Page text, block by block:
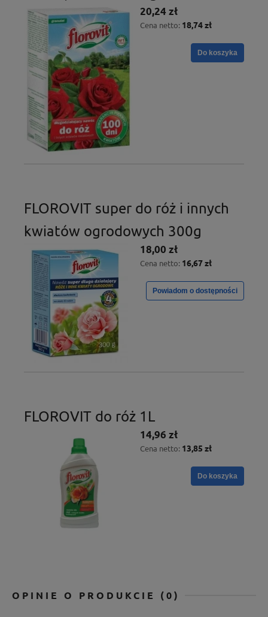
20,24 zł
Cena netto: 18,74 zł
Do koszyka
FLOROVIT super do róż i innych
kwiatów ogrodowych 300g
18,00 zł
Cena netto: 16,67 zł
Powiadom o dostępności
FLOROVIT do róż 1L
14,96 zł
Cena netto: 13,85 zł
Do koszyka
OPINIE O PRODUKCIE (0)